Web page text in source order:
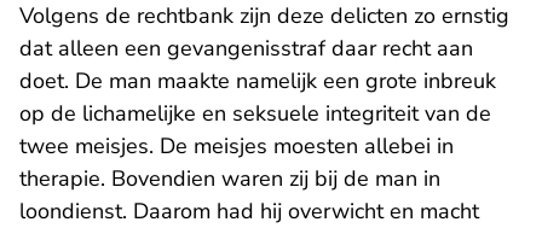
Volgens de rechtbank zijn deze delicten zo ernstig
dat alleen een gevangenisstraf daar recht aan
doet. De man maakte namelijk een grote inbreuk
op de lichamelijke en seksuele integriteit van de
twee meisjes. De meisjes moesten allebei in
therapie. Bovendien waren zij bij de man in
loondienst. Daarom had hij overwicht en macht